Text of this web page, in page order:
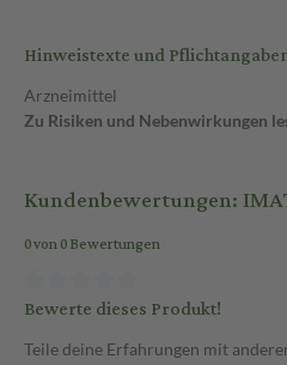
Hinweistexte und
Arzneimittel
Zu Risiken und Nebenwirkungen
Kundenbewertungen:
0 von 0 Bewertungen
Bewerte dieses Produkt!
Teile deine Erfahrungen mit